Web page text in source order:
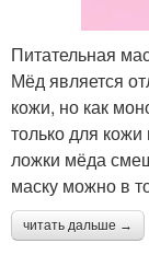
Питательная
Мёд является
кожи, но как
только для
ложки мёда
маску можно в
читать дальше →